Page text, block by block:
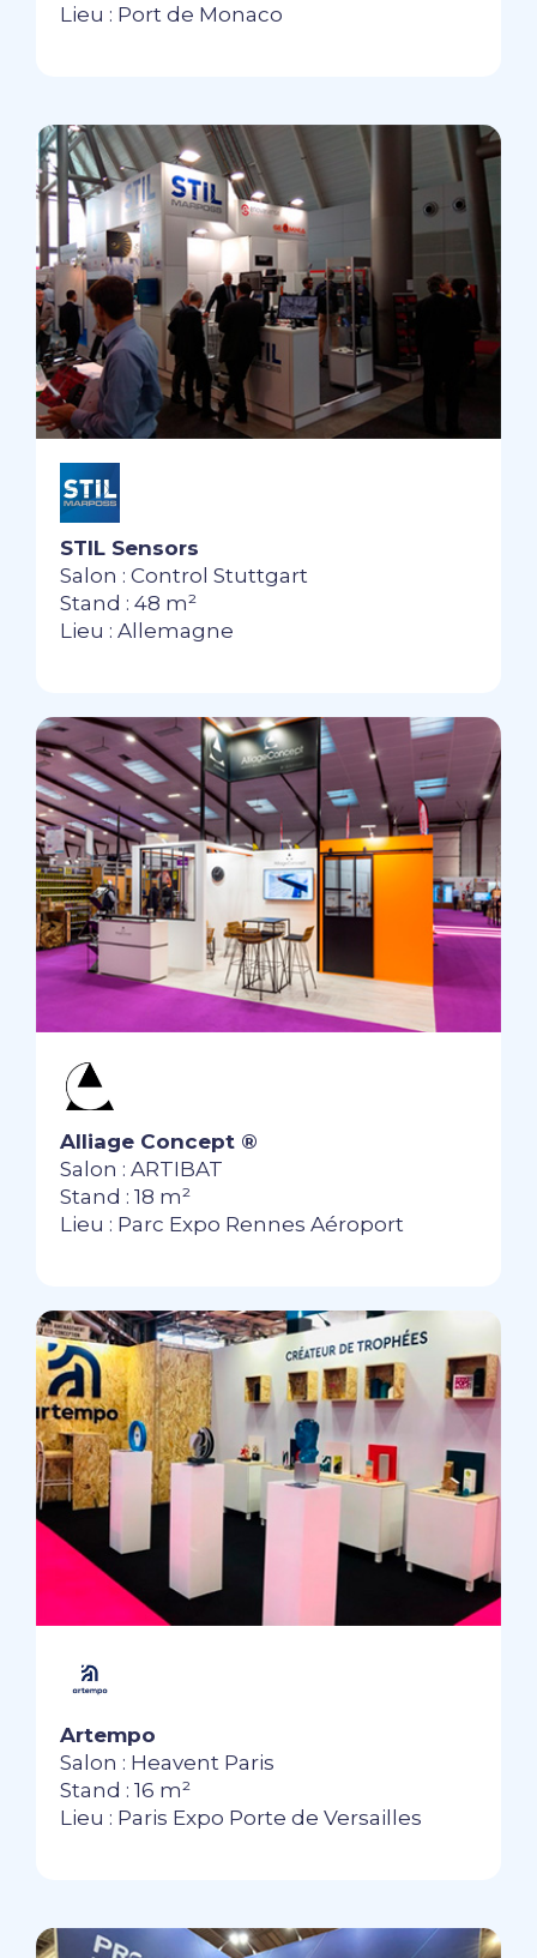
Lieu : Port de Monaco
STIL Sensors
Salon : Control Stuttgart
Stand : 48 m²
Lieu : Allemagne
Alliage Concept ®
Salon : ARTIBAT
Stand : 18 m²
Lieu : Parc Expo Rennes Aéroport
Artempo
Salon : Heavent Paris
Stand : 16 m²
Lieu : Paris Expo Porte de Versailles